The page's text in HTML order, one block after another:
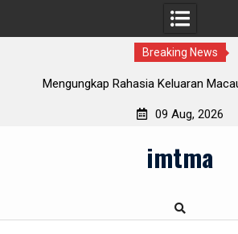
Breaking News
Mengungkap Rahasia Keluaran
09 Aug, 2026
imtma